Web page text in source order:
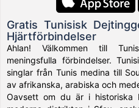
Gratis Tunisisk
Hjärtförbindelser
Ahlan! Välkommen till
meningsfulla förbindelser.
singlar från Tunis medina till
av afrikanska, arabiska och
Oavsett om du är i historiska